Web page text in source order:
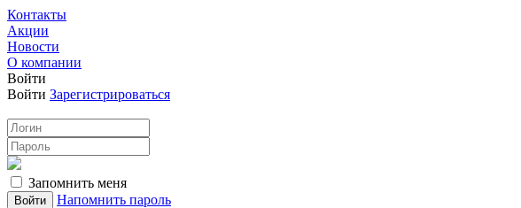
Контакты
Акции
Новости
О компании
Войти
Войти Зарегистрироваться
Запомнить меня
Напомнить пароль